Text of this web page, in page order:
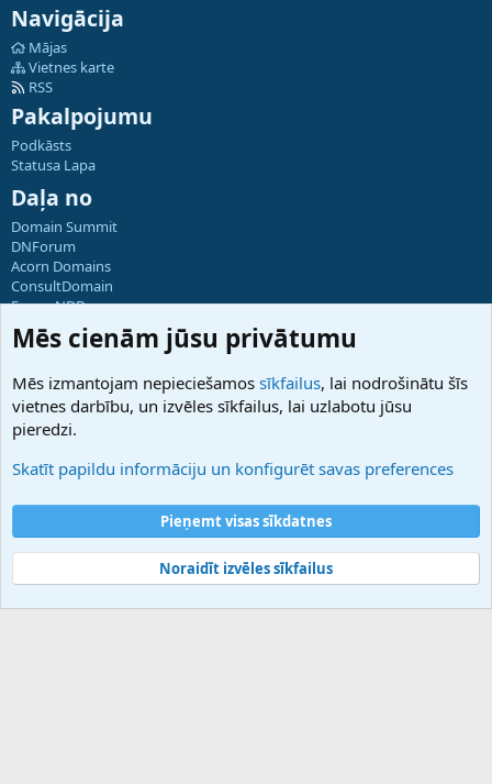
Navigācija
Mājas
Vietnes karte
RSS
Pakalpojumu
Podkāsts
Statusa Lapa
Daļa no
Domain Summit
DNForum
Acorn Domains
ConsultDomain
ForumNDD
Domainforum.ro
27.be
Hostmaria
Atbalsts
Palīdzība
Noteikumi un nosacījumi
Privātuma politika
Community platform by XenForo® © 2010-2025 XenForo Ltd.
Mēs cienām jūsu privātumu
Mēs izmantojam nepieciešamos sīkfailus, lai nodrošinātu šīs
vietnes darbību, un izvēles sīkfailus, lai uzlabotu jūsu
pieredzi.
Skatīt papildu informāciju un konfigurēt savas preferences
Pieņemt visas sīkdatnes
Noraidīt izvēles sīkfailus